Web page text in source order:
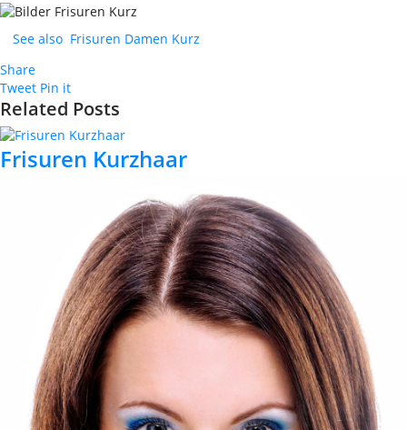
See also Frisuren Damen Kurz
Share
Tweet Pin it
Related Posts
Frisuren Kurzhaar